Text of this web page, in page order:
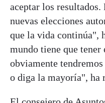
aceptar los
nuevas elecciones
que la vida continúa",
mundo tiene que tener
obviamente
o diga la mayoría", ha